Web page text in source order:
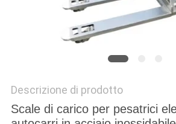
Descrizione di prodotto
Scale di carico per pesatrici